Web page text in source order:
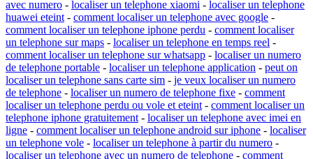
avec numero - localiser un telephone xiaomi - localiser un telephone
huawei eteint - comment localiser un telephone avec google -
comment localiser un telephone iphone perdu - comment localiser
un telephone sur maps - localiser un telephone en temps reel -
comment localiser un telephone sur whatsapp - localiser un numero
de telephone portable - localiser un telephone application - peut on
localiser un telephone sans carte sim - je veux localiser un numero
de telephone - localiser un numero de telephone fixe - comment
localiser un telephone perdu ou vole et eteint - comment localiser un
telephone iphone gratuitement - localiser un telephone avec imei en
ligne - comment localiser un telephone android sur iphone - localiser
un telephone vole - localiser un telephone à partir du numero -
localiser un telephone avec un numero de telephone - comment